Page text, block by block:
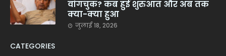
वांगचुक? कब हुई शुरुआत और अब तक
क्या-क्या हुआ
जुलाई 18, 2026
CATEGORIES